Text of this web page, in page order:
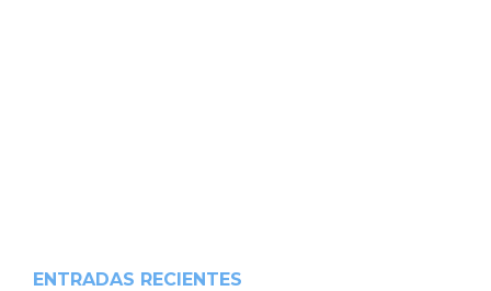
ENTRADAS RECIENTES